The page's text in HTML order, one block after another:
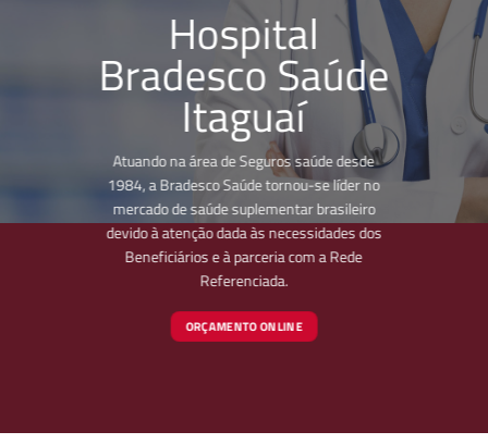
Hospital
Bradesco Saúde
Itaguaí
Atuando na área de Seguros saúde desde
1984, a Bradesco Saúde tornou-se líder no
mercado de saúde suplementar brasileiro
devido à atenção dada às necessidades dos
Beneficiários e à parceria com a Rede
Referenciada.
ORÇAMENTO ONLINE